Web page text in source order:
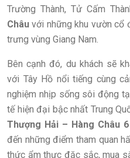
Trường Thành, Tử Cấm
Châu với những khu vườn cổ
trưng vùng Giang Nam.
Bên cạnh đó, du khách sẽ
với Tây Hồ nổi tiếng cùng
nghiệm nhịp sống sôi động
tế hiện đại bậc nhất Trung
Thượng Hải – Hàng Châu
đến những điểm tham quan
thức ẩm thực đặc sắc, mua